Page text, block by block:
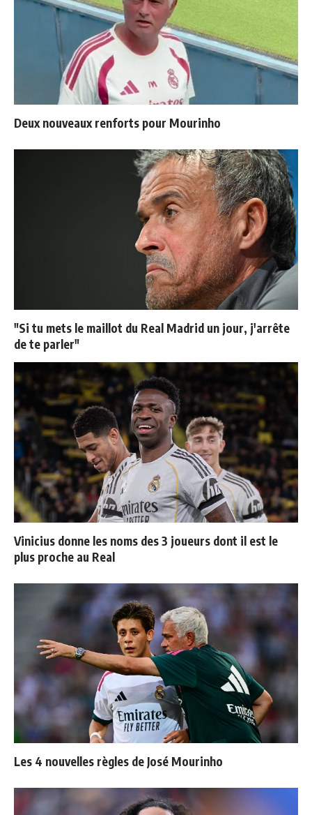
Deux nouveaux renforts pour Mourinho
"Si tu mets le maillot du Real Madrid un jour, j'arrête
de te parler"
Vinicius donne les noms des 3 joueurs dont il est le
plus proche au Real
Les 4 nouvelles règles de José Mourinho